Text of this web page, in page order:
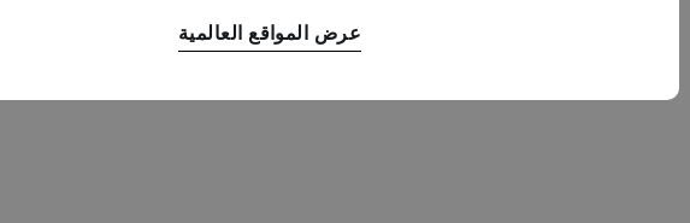
عرض المواقع العالمية